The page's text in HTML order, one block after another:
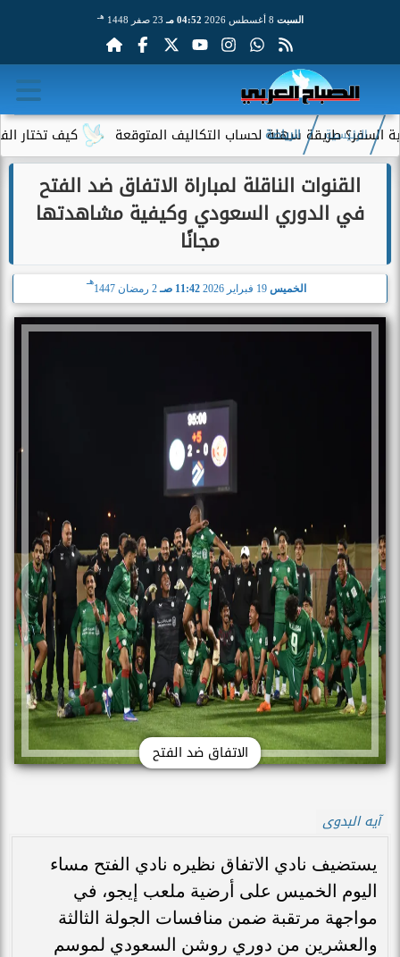
السبت 04:52 مـ 23 صفر 1448 هـ
كيف تختار الفندق المناسب قبل سهلة لحساب التكاليف المتوقعة
الرئيسية الرياضة
القنوات الناقلة لمباراة الاتفاق ضد الفتح
في الدوري السعودي وكيفية مشاهدتها
مجانًا
الخميس 11:42 صـ 2 رمضان 1447
هـ
الاتفاق ضد الفتح
آيه البدوى
يستضيف نادي الاتفاق نظيره نادي الفتح مساء
اليوم الخميس على أرضية ملعب إيجو، في
مواجهة مرتقبة ضمن منافسات الجولة الثالثة
والعشرين من دوري روشن السعودي لموسم